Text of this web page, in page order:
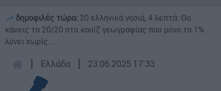
δημοφιλές τώρα: 20 ελληνικά νησιά, 4 λεπτά: Θα
κάνεις το 20/20 στο κουίζ γεωγραφίας που μόνο το 1%
λύνει χωρίς...
┋ Ελλάδα ┋ 23.06.2025 17:33